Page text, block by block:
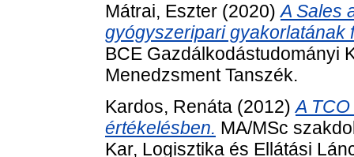
Mátrai, Eszter (2020)A Sales
gyógyszeripari gyakorlatának
BCE Gazdálkodástudományi
Menedzsment Tanszék.
Kardos, Renáta (2012)A
értékelésben. MA/MSc
Kar, Logisztika és Ellátási